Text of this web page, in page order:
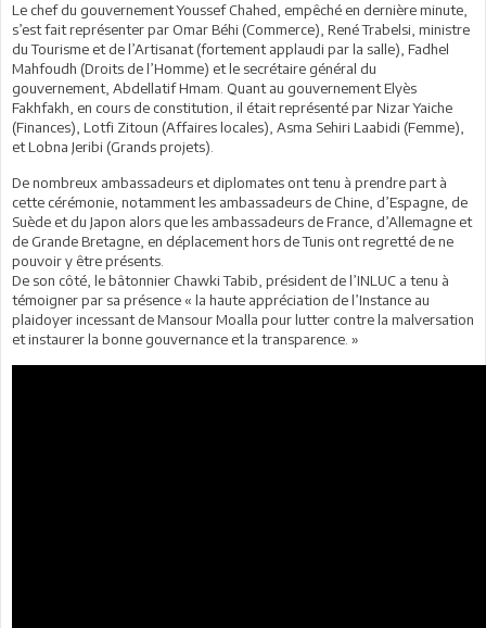
Le chef du gouvernement Youssef Chahed, empêché en dernière minute,
s’est fait représenter par Omar Béhi (Commerce), René Trabelsi, ministre
du Tourisme et de l’Artisanat (fortement applaudi par la salle), Fadhel
Mahfoudh (Droits de l’Homme) et le secrétaire général du
gouvernement, Abdellatif Hmam. Quant au gouvernement Elyès
Fakhfakh, en cours de constitution, il était représenté par Nizar Yaiche
(Finances), Lotfi Zitoun (Affaires locales), Asma Sehiri Laabidi (Femme),
et Lobna Jeribi (Grands projets).
De nombreux ambassadeurs et diplomates ont tenu à prendre part à
cette cérémonie, notamment les ambassadeurs de Chine, d’Espagne, de
Suède et du Japon alors que les ambassadeurs de France, d’Allemagne et
de Grande Bretagne, en déplacement hors de Tunis ont regretté de ne
pouvoir y être présents.
De son côté, le bâtonnier Chawki Tabib, président de l’INLUC a tenu à
témoigner par sa présence « la haute appréciation de l’Instance au
plaidoyer incessant de Mansour Moalla pour lutter contre la malversation
et instaurer la bonne gouvernance et la transparence. »